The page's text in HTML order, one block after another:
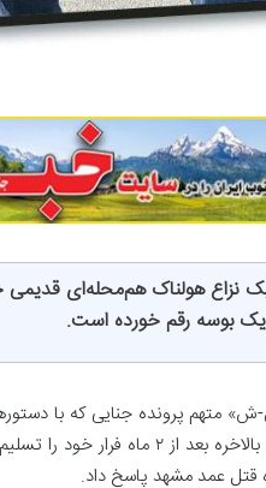
در یک نزاع هولناک هم‌محله‌ای
بوسه رقم خورده است.
ش» متهم پرونده جنایی که با
پلیس آگاهی قرار گرفته بود،
عمد مشهد پاسخ داد.